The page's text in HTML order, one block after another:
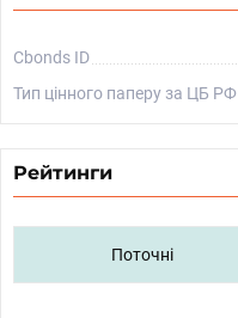
Cbonds ID
Тип цінного паперу за ЦБ РФ
Рейтинги
Поточні